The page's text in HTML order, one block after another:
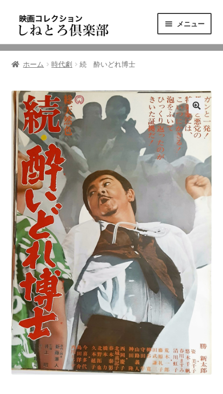
ゲ
シ
ン
へ
ス
キ
ッ
プ
テ
ツ
ス
キ
ッ
プ
メニュー
ニュース
東三河の映画館
しねとろ倶楽部について
リンクの旅
ホーム 時代劇 続 酔いどれ博士